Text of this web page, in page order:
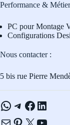
Performance &
PC pour Montage
Configurations
Nous contacter :
5 bis rue Pierre
WhatsApp
Telegram
Facebook
E-mailPinterest
X